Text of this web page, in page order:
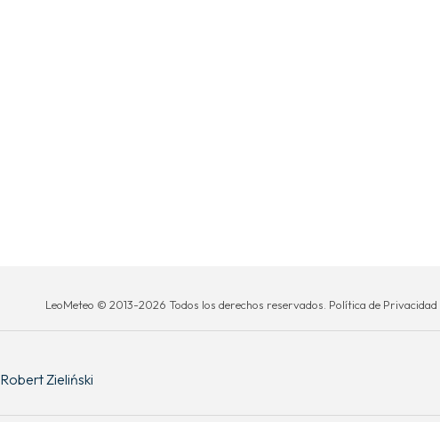
LeoMeteo © 2013-2026 Todos los derechos reservados. Política de Privacidad
Robert Zieliński